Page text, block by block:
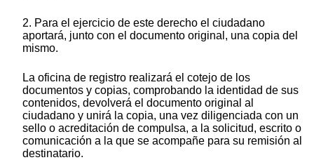
2. Para el ejercicio de este derecho el ciudadano
aportará, junto con el documento original, una copia del
mismo.
La oficina de registro realizará el cotejo de los
documentos y copias, comprobando la identidad de sus
contenidos, devolverá el documento original al
ciudadano y unirá la copia, una vez diligenciada con un
sello o acreditación de compulsa, a la solicitud, escrito o
comunicación a la que se acompañe para su remisión al
destinatario.